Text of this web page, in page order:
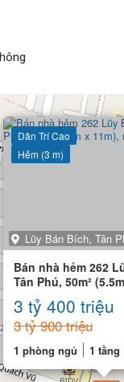
Dân Trí Cao
Hẻm (3 m)
Lũy Bán Bích, Tân
Bán nhà hẻm 262
Tân Phú, 50m²
ngay Đầm Sen
3 tỷ 400 triệu
3 tỷ 900 triệu
1 phòng ngủ 1 tầng